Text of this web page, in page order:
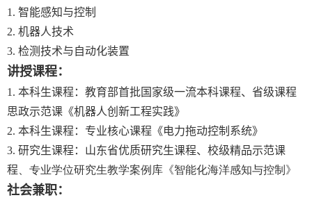
1. 智能感知与控制
2. 机器人技术
3. 检测技术与自动化装置
讲授课程：
1. 本科生课程：教育部首批国家级一流本科课程、省级课程
思政示范课《机器人创新工程实践》
2. 本科生课程：专业核心课程《电力拖动控制系统》
3. 研究生课程：山东省优质研究生课程、校级精品示范课
程 、专业学位研究生教学案例库 《智能化海洋感知与控制》
社会兼职：